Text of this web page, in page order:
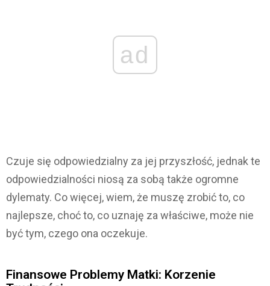
ad
Czuje się odpowiedzialny za jej przyszłość, jednak te
odpowiedzialności niosą za sobą także ogromne
dylematy. Co więcej, wiem, że muszę zrobić to, co
najlepsze, choć to, co uznaję za właściwe, może nie
być tym, czego ona oczekuje.
Finansowe Problemy Matki: Korzenie